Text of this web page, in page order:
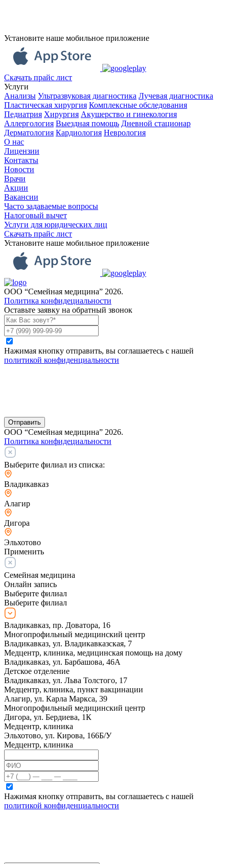
Установите наше мобильное приложение
Скачать прайс лист
Услуги
Анализы Ультразвуковая диагностика Лучевая диагностика
Пластическая хирургия Комплексные обследования
Педиатрия Хирургия Акушерство и гинекология
Аллергология Выездная помощь Дневной стационар
Дерматология Кардиология Неврология
О нас
Лицензии
Контакты
Новости
Врачи
Акции
Вакансии
Часто задаваемые вопросы
Налоговый вычет
Услуги для юридических лиц
Скачать прайс лист
Установите наше мобильное приложение
ООО “Семейная медицина” 2026.
Политика конфидециальности
Оставьте заявку на обратный звонок
Нажимая кнопку отправить, вы соглашаетесь с нашей
политикой конфиденциальности
Отправить
ООО “Семейная медицина” 2026.
Политика конфидециальности
Выберите филиал из списка:
Владикавказ
Алагир
Дигора
Эльхотово
Применить
Семейная медицина
Онлайн запись
Выберите филиал
Выберите филиал
Владикавказ, пр. Доватора, 16
Многопрофильный медицинский центр
Владикавказ, ул. Владикавказская, 7
Медцентр, клиника, медицинская помощь на дому
Владикавказ, ул. Барбашова, 46А
Детское отделение
Владикавказ, ул. Льва Толстого, 17
Медцентр, клиника, пункт вакцинации
Алагир, ул. Карла Маркса, 39
Многопрофильный медицинский центр
Дигора, ул. Бердиева, 1К
Медцентр, клиника
Эльхотово, ул. Кирова, 166Б/У
Медцентр, клиника
Нажимая кнопку отправить, вы соглашаетесь с нашей
политикой конфиденциальности